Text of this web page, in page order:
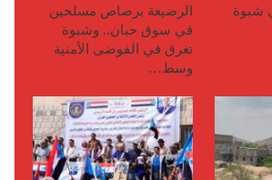
شبوة
الرضيعة برصاص مسلحين
في سوق حبان.. وشبوة
تغرق في الفوضى الأمنية
وسط…